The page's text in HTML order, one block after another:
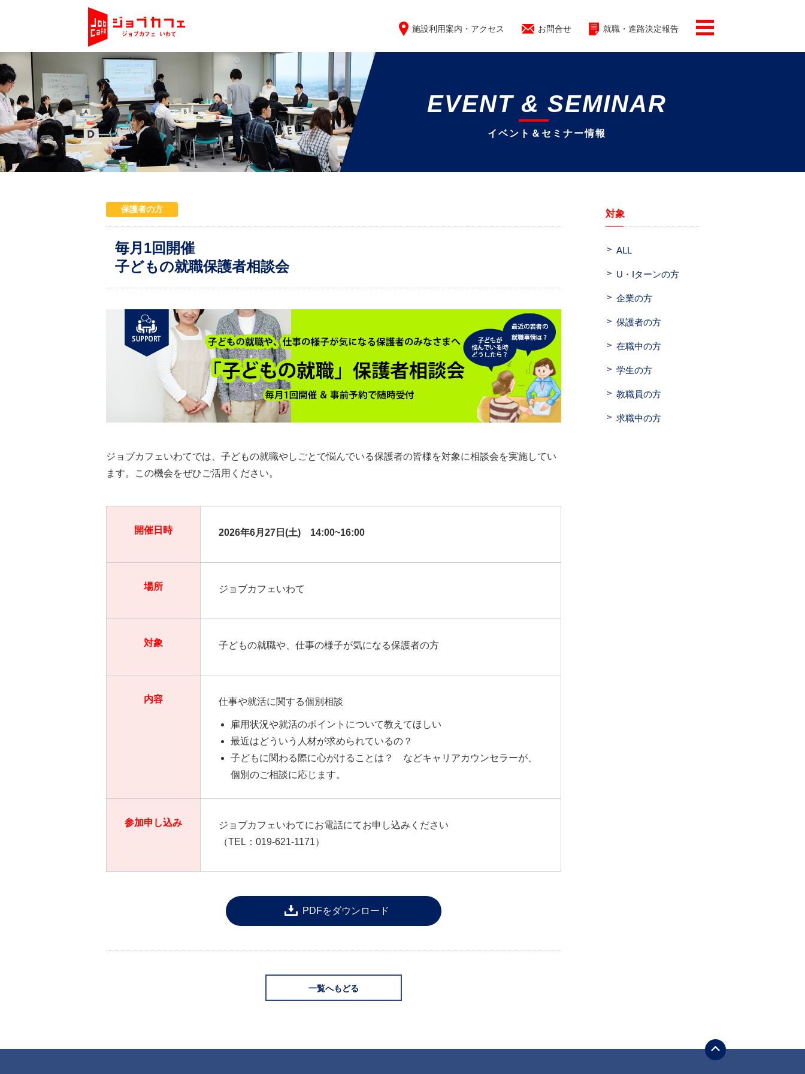
施設利用案内・アクセス お問合せ 就職・進路決定報告
EVENT & SEMINAR
イベント＆セミナー情報
保護者の方
毎月1回開催
子どもの就職保護者相談会
ジョブカフェいわてでは、子どもの就職やしごとで悩んでいる保護者の皆様を対象に相談会を実施してい
ます。この機会をぜひご活用ください。
開催日時 2026年6月27 日 (土) 14:00~16:00
場所 ジョブカフェいわて
対象 子どもの就職や、仕事の様子が気になる保護者の方
内容 仕事や就活に関する個別相談
雇用状況や就活のポイントについて教えてほしい
最近はどういう人材が求められているの？
子どもに関わる際に心がけることは？ などキャリアカウンセラーが、
個別のご相談に応じます。
参加申し込み
ジョブカフェいわてにお電話にてお申し込みください
（TEL：019-621-1171）
PDFをダウンロード
一覧へもどる
対象
ALL
U・Iターンの方
企業の方
保護者の方
在職中の方
学生の方
教職員の方
求職中の方